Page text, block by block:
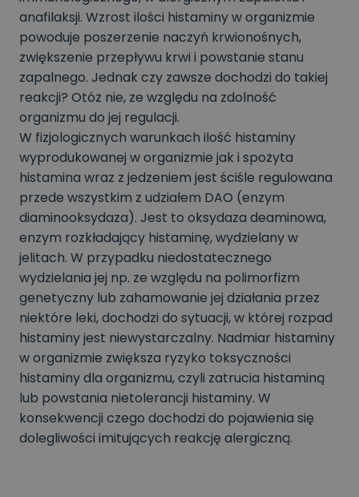
anafilaksji. Wzrost ilości histaminy w organizmie
powoduje poszerzenie naczyń krwionośnych,
zwiększenie przepływu krwi i powstanie stanu
zapalnego. Jednak czy zawsze dochodzi do takiej
reakcji? Otóż nie, ze względu na zdolność
organizmu do jej regulacji.
W fizjologicznych warunkach ilość histaminy
wyprodukowanej w organizmie jak i spożyta
histamina wraz z jedzeniem jest ściśle regulowana
przede wszystkim z udziałem DAO (enzym
diaminooksydaza). Jest to oksydaza deaminowa,
enzym rozkładający histaminę, wydzielany w
jelitach. W przypadku niedostatecznego
wydzielania jej np. ze względu na polimorfizm
genetyczny lub zahamowanie jej działania przez
niektóre leki, dochodzi do sytuacji, w której rozpad
histaminy jest niewystarczalny. Nadmiar histaminy
w organizmie zwiększa ryzyko toksyczności
histaminy dla organizmu, czyli zatrucia histaminą
lub powstania nietolerancji histaminy. W
konsekwencji czego dochodzi do pojawienia się
dolegliwości imitujących reakcję alergiczną.